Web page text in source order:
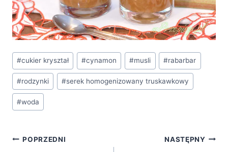
Tagi
wpisu:
#cukier kryształ #cynamon #musli #rabarbar
#rodzynki #serek homogenizowany truskawkowy
#woda
Nawigacja
POPRZEDNI NASTĘPNY